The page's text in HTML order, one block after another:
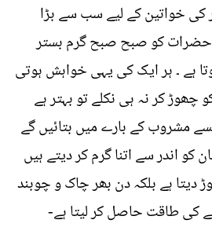
خواتین کے لیے سب سے بڑا
حضرات کو صبح صبح گرم بستر
ہے ۔ ہر ایک کی یہی خواہش ہوتی
چھوڑ کر نہ ہی نکلے تو بہتر ہے
مشروب کے بارے میں بتائيں گے
اندر سے اتنا گرم کر دیتے ہیں
ہے بلکہ دن بھر چاک و چوبند
کی طاقت حاصل کر لیتا ہے-